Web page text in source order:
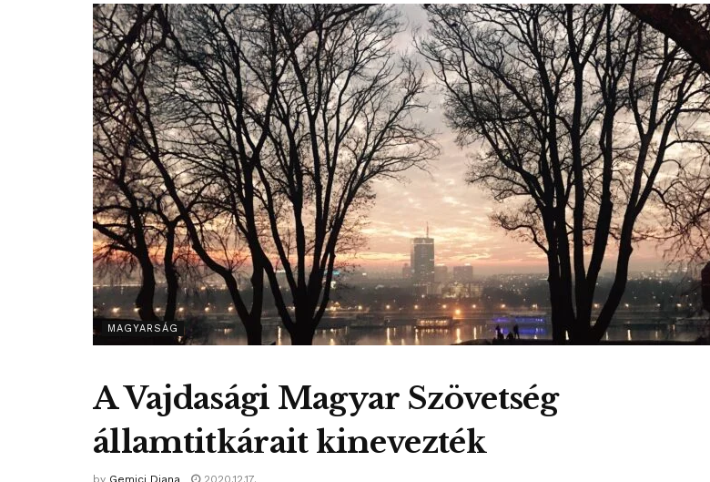
MAGYARSÁG
A Vajdasági Magyar Szövetség
államtitkárait kinevezték